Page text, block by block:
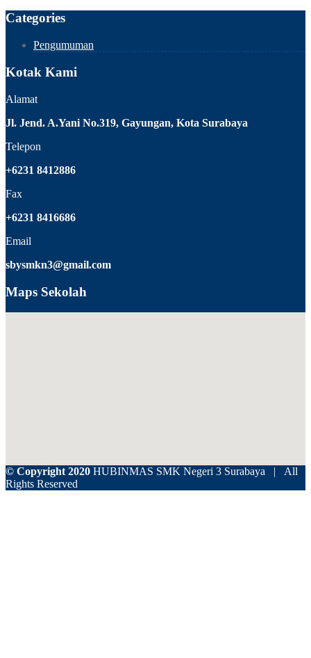
Categories
Pengumuman
Kotak Kami
Alamat
Jl. Jend. A.Yani No.319, Gayungan, Kota Surabaya
Telepon
+6231 8412886
Fax
+6231 8416686
Email
sbysmkn3@gmail.com
Maps Sekolah
© Copyright 2020 HUBINMAS SMK Negeri 3 Surabaya | All
Rights Reserved